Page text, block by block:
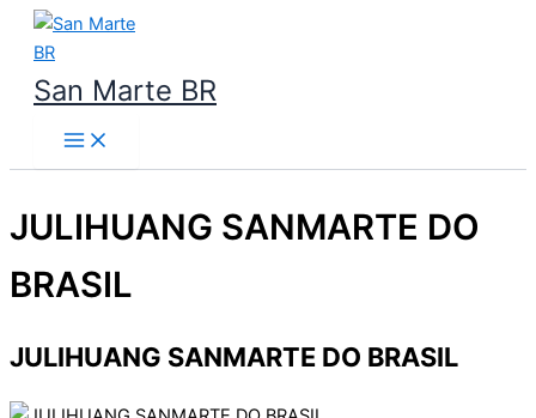
para
conteúdo
San Marte BR
JULIHUANG SANMARTE DO
BRASIL
JULIHUANG SANMARTE DO BRASIL